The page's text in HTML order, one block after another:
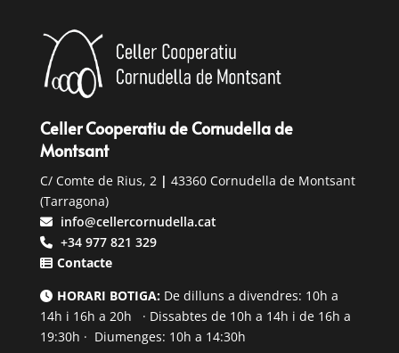
Celler Cooperatiu de Cornudella de
Montsant
C/ Comte de Rius, 2 | 43360 Cornudella de Montsant
(Tarragona)
info@cellercornudella.cat
+34 977 821 329
Contacte
HORARI BOTIGA:De dilluns a divendres: 10h a
14h i 16h a 20h · Dissabtes de 10h a 14h i de 16h a
19:30h · Diumenges: 10h a 14:30h